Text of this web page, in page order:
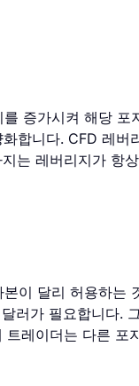
증가시켜 해당
합니다. CFD 레
는 레버리지가 항
이 달리 허용하
러가 필요합니다.
레이더는 다른